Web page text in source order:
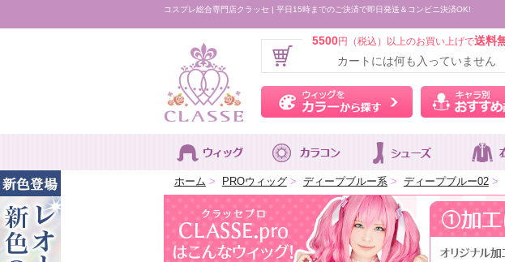
コスプレ総合専門店クラッセ | 平日15時までのご決済で即日発送＆コンビニ決済OK!
5500円（税込）以上のお買い上げで送料
カートには何も入っていません
ウィッグをカ
ホーム > PROウィッグ > ディープブルー系 > ディープブルー02 >